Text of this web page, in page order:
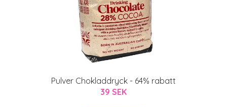
Pulver Chokladdryck - 64% rabatt
39 SEK